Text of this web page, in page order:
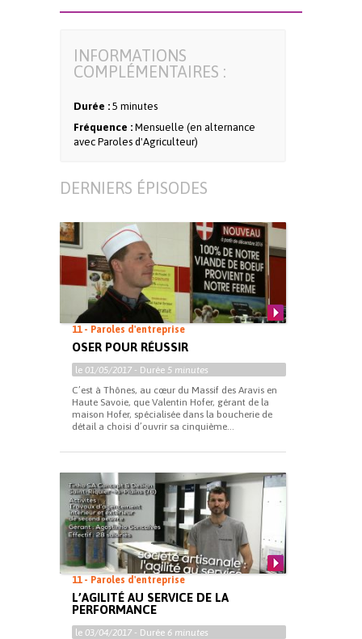
INFORMATIONS
COMPLÉMENTAIRES :
Durée : 5 minutes
Fréquence : Mensuelle (en alternance
avec Paroles d'Agriculteur)
DERNIERS ÉPISODES
11 - Paroles d'entreprise
OSER POUR RÉUSSIR
le 01/05/2017 - Durée 5 minutes
C’est à Thônes, au cœur du Massif des Aravis en
Haute Savoie, que Valentin Hofer, gérant de la
maison Hofer, spécialisée dans la boucherie de
détail a choisi d’ouvrir sa cinquième...
11 - Paroles d'entreprise
L’AGILITÉ AU SERVICE DE LA
PERFORMANCE
le 03/04/2017 - Durée 6 minutes